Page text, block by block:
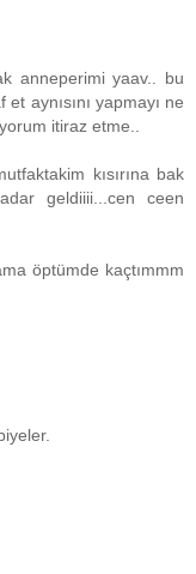
anneperimi yaav.. bu
aynısını yapmayı ne
itiraz etme..
kısırına bak
geldiiii...cen ceen
öptümde kaçtımmm